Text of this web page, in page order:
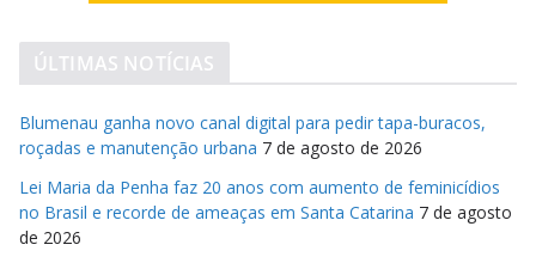
ÚLTIMAS NOTÍCIAS
Blumenau ganha novo canal digital para pedir tapa-buracos,
roçadas e manutenção urbana 7 de agosto de 2026
Lei Maria da Penha faz 20 anos com aumento de feminicídios
no Brasil e recorde de ameaças em Santa Catarina 7 de agosto
de 2026